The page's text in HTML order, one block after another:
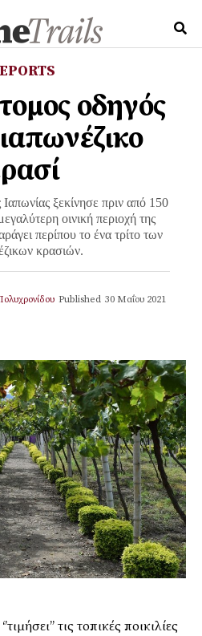
οδηγός
Ιαπωνίας ξεκίνησε πριν από 150
οινική περιοχή της
περίπου το ένα τρίτο των
κρασιών.
Published 30 Μαΐου 2021
τις τοπικές ποικιλίες